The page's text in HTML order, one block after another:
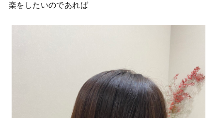
楽をしたいのであれば